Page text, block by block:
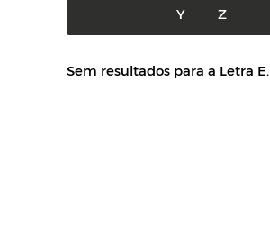
Y Z
Sem resultados para a Letra E.